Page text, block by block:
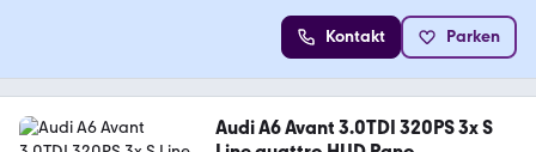
Kontakt Parken
Audi A6 Avant 3.0TDI 320PS 3x S